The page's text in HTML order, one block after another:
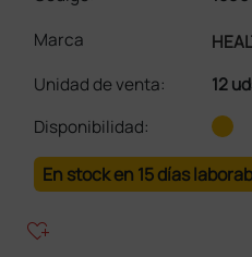
Marca
Unidad de venta:
12
Disponibilidad:
En stock en 15 días
heart_plus